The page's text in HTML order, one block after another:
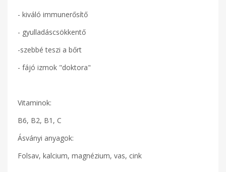
- kiváló immunerősítő
- gyulladáscsökkentő
-szebbé teszi a bőrt
- fájó izmok "doktora"
Vitaminok:
B6, B2, B1, C
Ásványi anyagok:
Folsav, kalcium, magnézium, vas, cink